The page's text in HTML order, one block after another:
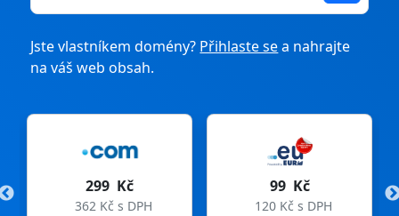
Jste vlastníkem domény? Přihlaste sea nahrajte
na váš web obsah.
299 Kč
362 Kč s DPH
99 Kč
120 Kč s DPH